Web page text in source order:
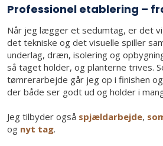
Professionel etablering –
Når jeg lægger et sedumtag, er det
det tekniske og det visuelle spiller
underlag, dræn, isolering og
så taget holder, og planterne trives.
tømrerarbejde går jeg op i finishen
der både ser godt ud og holder i
Jeg tilbyder også spjældarbejde,
og nyt tag.